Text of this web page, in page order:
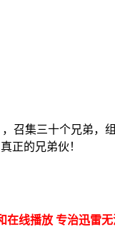
集三十个兄弟，
真正的兄弟伙！
在线播放 专治迅雷